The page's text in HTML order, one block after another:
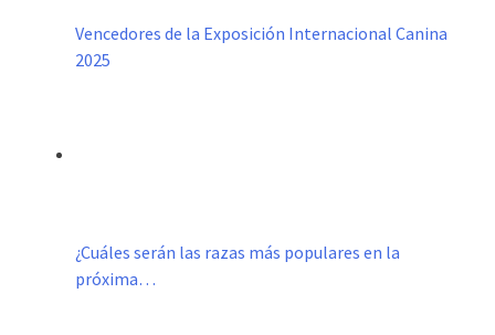
Vencedores de la Exposición Internacional Canina
2025
¿Cuáles serán las razas más populares en la
próxima…